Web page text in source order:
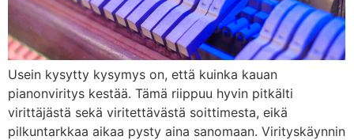
Usein kysytty kysymys on, että kuinka kauan
pianonviritys kestää. Tämä riippuu hyvin pitkälti
virittäjästä sekä viritettävästä soittimesta, eikä
pilkuntarkkaa aikaa pysty aina sanomaan. Virityskäynnin